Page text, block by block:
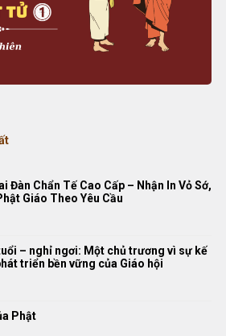
Đàn Chẩn Tế Cao Cấp – Nhận In Vỏ Sớ,
Giáo Theo Yêu Cầu
– nghỉ ngơi: Một chủ trương vì sự kế
triển bền vững của Giáo hội
Phật